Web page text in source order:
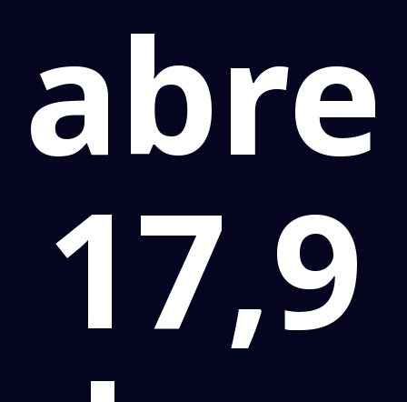
abre
17,9